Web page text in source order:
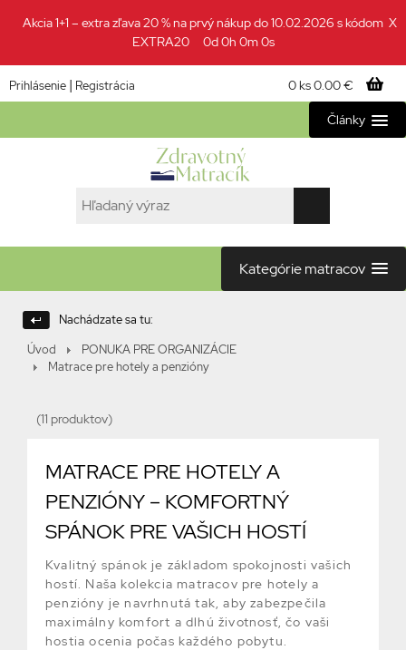
Akcia 1+1 – extra zľava 20 % na prvý nákup do 10.02.2026 s kódom
EXTRA20 0d 0h 0m 0s
X
Prihlásenie | Registrácia 0 ks0.00 €
Články
Kategórie matracov
Nachádzate sa tu:
Úvod
PONUKA PRE ORGANIZÁCIE
Matrace pre hotely a penzióny
(11 produktov)
MATRACE PRE HOTELY A
PENZIÓNY – KOMFORTNÝ
SPÁNOK PRE VAŠICH HOSTÍ
Kvalitný spánok je základom spokojnosti vašich
hostí. Naša kolekcia matracov pre hotely a
penzióny je navrhnutá tak, aby zabezpečila
maximálny komfort a dlhú životnosť, čo vaši
hostia ocenia počas každého pobytu.